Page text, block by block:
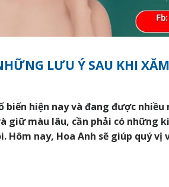
LƯU Ý SAU KHI XĂM
hiện nay và đang được
màu lâu, cần phải có những
nay, Hoa Anh sẽ giúp quý vị